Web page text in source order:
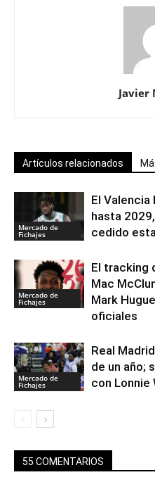
Javier
Artículos relacionados
Mercado de
Fichajes
El Valencia
hasta
cedido
Mercado de
Fichajes
El tracking
Mac
Mark
oficiales
Mercado de
Fichajes
Real
de un año;
con Lonnie
55 COMENTARIOS